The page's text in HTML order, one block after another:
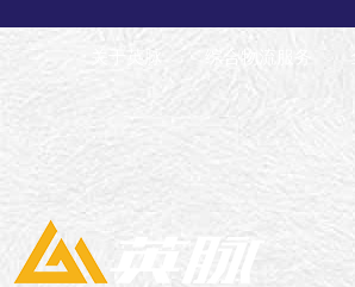
关于英脉 综合物流服务